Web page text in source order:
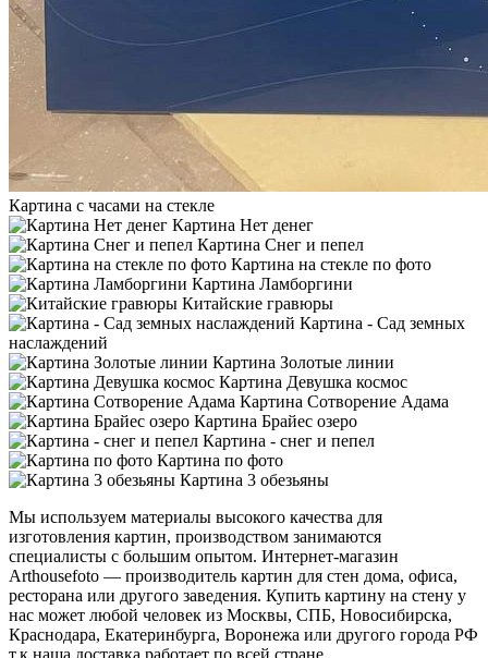
Картина с часами на стекле
Картина Нет денег
Картина Снег и пепел
Картина на стекле по фото
Картина Ламборгини
Китайские гравюры
Картина - Сад земных
наслаждений
Картина Золотые линии
Картина Девушка космос
Картина Сотворение Адама
Картина Брайес озеро
Картина - снег и пепел
Картина по фото
Картина 3 обезьяны
Мы используем материалы высокого качества для
изготовления картин, производством занимаются
специалисты с большим опытом. Интернет-магазин
Arthousefoto — производитель картин для стен дома, офиса,
ресторана или другого заведения. Купить картину на стену у
нас может любой человек из Москвы, СПБ, Новосибирска,
Краснодара, Екатеринбурга, Воронежа или другого города РФ
т.к наша доставка работает по всей стране.